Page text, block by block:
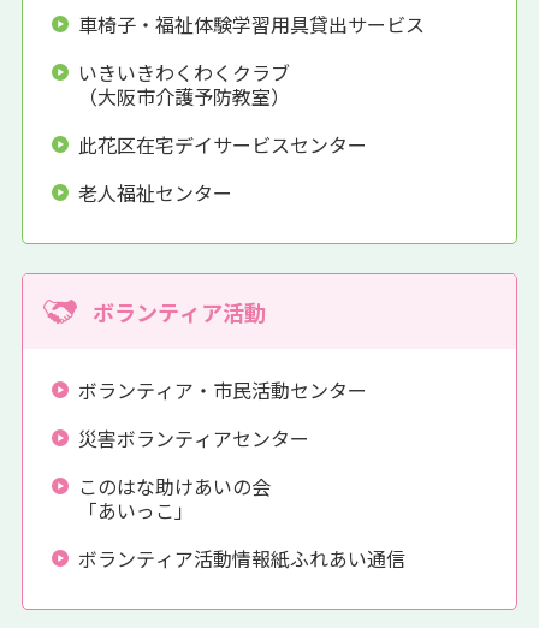
車椅子・福祉体験学習用具貸出サービス
いきいきわくわくクラブ
（大阪市介護予防教室）
此花区在宅デイサービスセンター
老人福祉センター
ボランティア活動
ボランティア・市民活動センター
災害ボランティアセンター
このはな助けあいの会
「あいっこ」
ボランティア活動情報紙ふれあい通信